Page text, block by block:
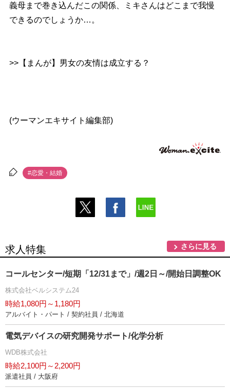
義母まで巻き込んだこの関係、ミキさんはどこまで我慢
できるのでしょうか…。
>>【まんが】男女の友情は成立する？
(ウーマンエキサイト編集部)
#恋愛・結婚
求人特集 さらに見る
コールセンター/短期「12/31まで」/週2日～/開始日調整OK
株式会社ベルシステム24
時給1,080円～1,180円
アルバイト・パート / 契約社員 / 北海道
電気デバイスの研究開発サポート/化学分析
WDB株式会社
時給2,100円～2,200円
派遣社員 / 大阪府